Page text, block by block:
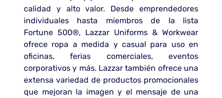
calidad y alto valor. Desde emprendedores
individuales hasta miembros de la lista
Fortune 500®, Lazzar Uniforms & Workwear
ofrece ropa a medida y casual para uso en
oficinas, ferias comerciales, eventos
corporativos y más. Lazzar también ofrece una
extensa variedad de productos promocionales
que mejoran la imagen y el mensaje de una